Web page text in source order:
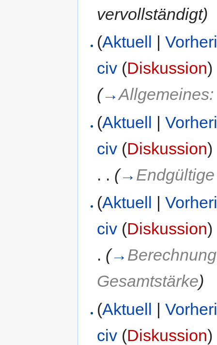
vervollständigt)
(Aktuell |
civ (Diskussion)
(→
(Aktuell |
civ (Diskussion)
. . (→
(Aktuell |
civ (Diskussion)
. (→
Gesamtstärke)
(Aktuell |
civ (Diskussion)